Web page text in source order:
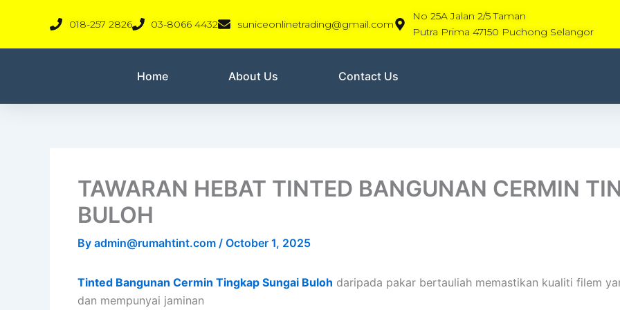
018-257 2826 03-8066 4432 suniceonlinetrading@gmail.com
No 25A Jalan 2/5 Taman
Putra Prima 47150 Puchong Selangor
Home About Us Contact Us
TAWARAN HEBAT TINTED BANGUNAN CERMIN
BULOH
By admin@rumahtint.com / October 1, 2025
Tinted Bangunan Cermin Tingkap Sungai Buloh daripada pakar bertauliah memastikan kualiti filem
dan mempunyai jaminan